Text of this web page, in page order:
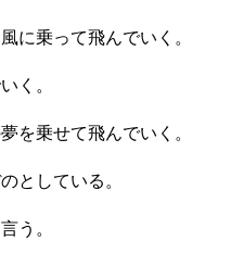
に乗って飛んでいく。
く。
を乗せて飛んでいく。
としている。
う。